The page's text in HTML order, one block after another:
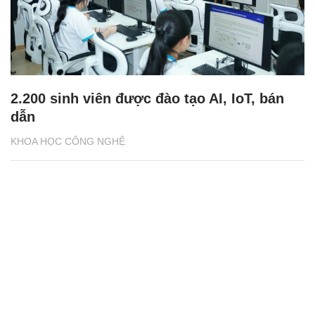
KHOA HỌC CÔNG NGHỆ
2.200 sinh viên được đào tạo AI, IoT, bán
dẫn